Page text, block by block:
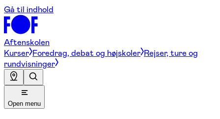
Gå til indhold
Aftenskolen
Kurser Foredrag, debat og højskoler Rejser, ture og
rundvisninger
Open menu